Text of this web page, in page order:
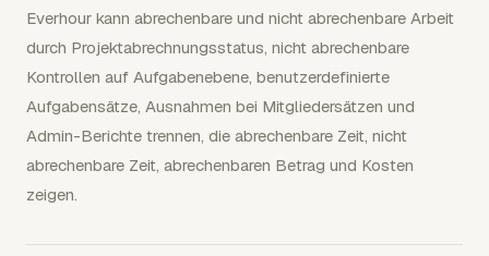
Everhour kann abrechenbare und nicht abrechenbare Arbeit
durch Projektabrechnungsstatus, nicht abrechenbare
Kontrollen auf Aufgabenebene, benutzerdefinierte
Aufgabensätze, Ausnahmen bei Mitgliedersätzen und
Admin-Berichte trennen, die abrechenbare Zeit, nicht
abrechenbare Zeit, abrechenbaren Betrag und Kosten
zeigen.